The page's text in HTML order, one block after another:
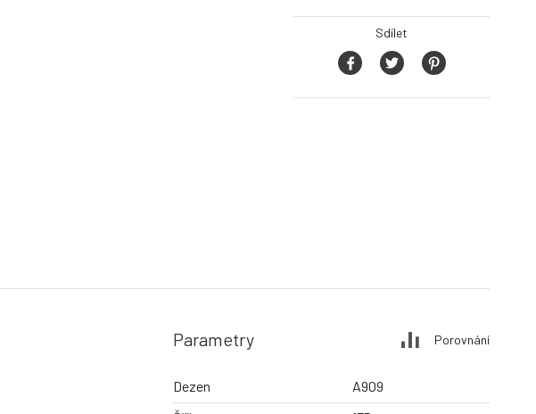
Sdílet
Parametry Porovnání
Dezen
A909